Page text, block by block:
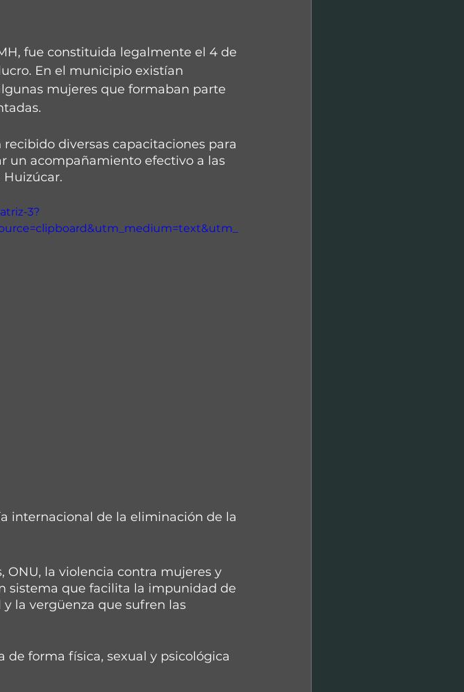
fue constituida legalmente el 4 de
En el municipio existían
mujeres que formaban parte
diversas capacitaciones para
un acompañamiento efectivo a las
3?
internacional de la eliminación de la
ONU, la violencia contra mujeres y
sistema que facilita la impunidad de
la vergüenza que sufren las
de forma física, sexual y psicológica